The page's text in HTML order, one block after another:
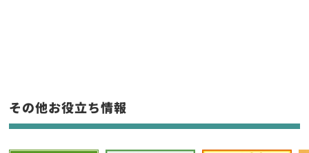
フリーワード入力(製品名等)
その他お役立ち情報